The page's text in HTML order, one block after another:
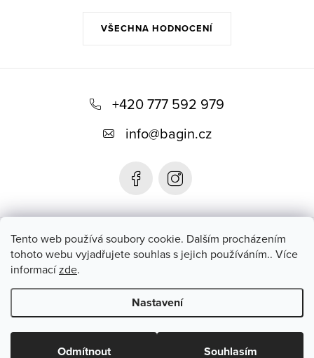
Tento web používá soubory cookie. Dalším procházením
tohoto webu vyjadřujete souhlas s jejich používáním.. Více
informacízde.
Nastavení
Odmítnout Souhlasím
VŠECHNA HODNOCENÍ
+420 777 592 979
info@bagin.cz
Bagin.cz
Instagram
Copyright 2026Bagin.cz. Všechna práva vyhrazena.Upravit
nastavení cookies